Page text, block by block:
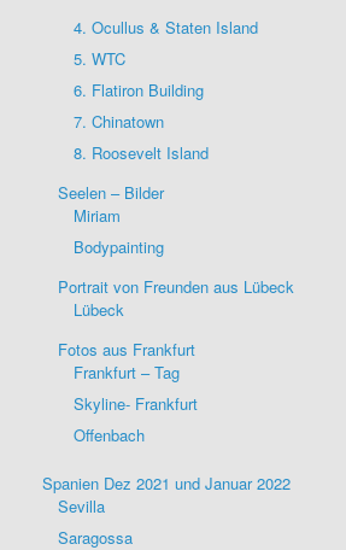
4. Ocullus & Staten Island
5. WTC
6. Flatiron Building
7. Chinatown
8. Roosevelt Island
Seelen – Bilder
Miriam
Bodypainting
Portrait von Freunden aus Lübeck
Lübeck
Fotos aus Frankfurt
Frankfurt – Tag
Skyline- Frankfurt
Offenbach
Spanien Dez 2021 und Januar 2022
Sevilla
Saragossa